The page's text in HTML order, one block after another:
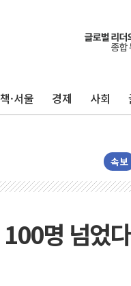
·서울 경제 사회
속보
100명 넘었